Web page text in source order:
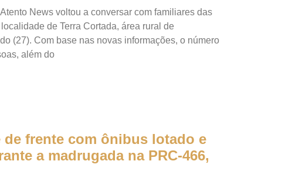
News voltou a conversar com familiares das
de Terra Cortada, área rural de
(27). Com base nas novas informações, o número
além do
frente com ônibus lotado e
a madrugada na PRC-466,